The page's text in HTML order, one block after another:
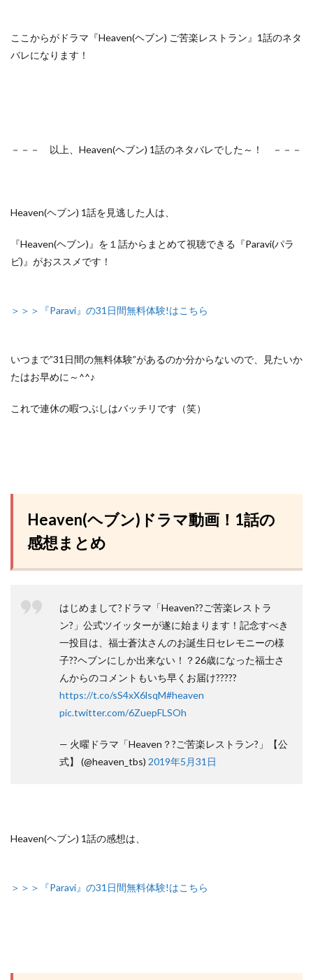
ここからがドラマ『Heaven(ヘブン) ご苦楽レストラン』1話のネタ
バレになります！
－－－ 以上、Heaven(ヘブン) 1話のネタバレでした～！ －－－
Heaven(ヘブン) 1話を見逃した人は、
『Heaven(ヘブン)』を１話からまとめて視聴できる『Paravi(パラ
ビ)』がおススメです！
＞＞＞『Paravi』の31日間無料体験!はこちら
いつまで”31日間の無料体験”があるのか分からないので、
見たいか
たはお早めに～^^♪
これで連休の暇つぶしはバッチリです（笑）
Heaven(ヘブン)ドラマ動画！1話の
感想まとめ
はじめまして?ドラマ「Heaven??ご苦楽レストラ
ン?」公式ツイッターが遂に始まります！記念すべき
一投目は、福士蒼汰さんのお誕生日セレモニーの様
子??ヘブンにしか出来ない！？26歳になった福士さ
んからのコメントもいち早くお届け?????
https://t.co/sS4xX6lsqM#heaven
pic.twitter.com/6ZuepFLSOh
— 火曜ドラマ「Heaven？?ご苦楽レストラン?」【公
式】 (@heaven_tbs) 2019年5月31日
Heaven(ヘブン) 1話の感想は、
＞＞＞『Paravi』の31日間無料体験!はこちら